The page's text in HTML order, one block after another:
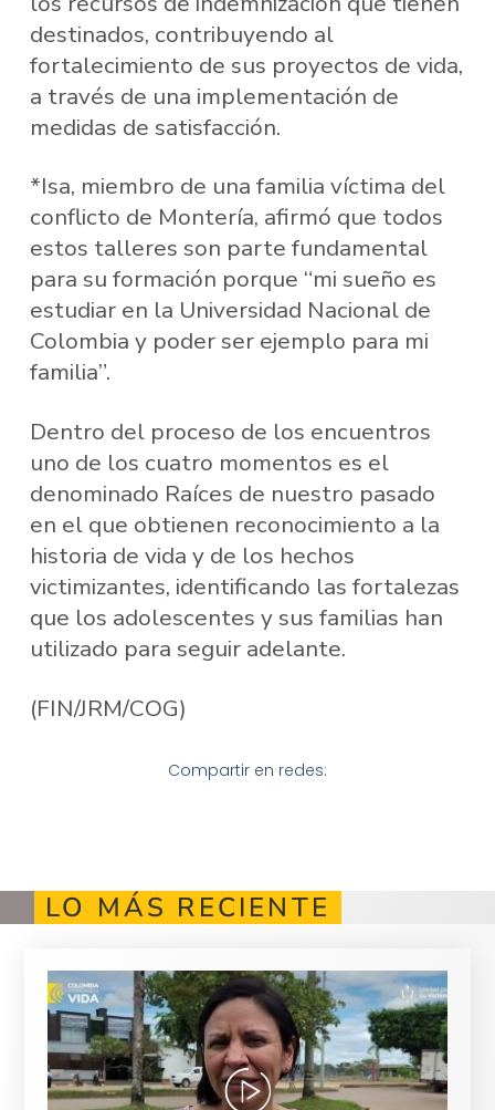
destinados, contribuyendo al
fortalecimiento de sus proyectos de vida,
a través de una implementación de
medidas de satisfacción.
*Isa, miembro de una familia víctima del
conflicto de Montería, afirmó que todos
estos talleres son parte fundamental
para su formación porque “mi sueño es
estudiar en la Universidad Nacional de
Colombia y poder ser ejemplo para mi
familia”.
Dentro del proceso de los encuentros
uno de los cuatro momentos es el
denominado Raíces de nuestro pasado
en el que obtienen reconocimiento a la
historia de vida y de los hechos
victimizantes, identificando las fortalezas
que los adolescentes y sus familias han
utilizado para seguir adelante.
(FIN/JRM/COG)
Compartir en redes:
LO MÁS RECIENTE